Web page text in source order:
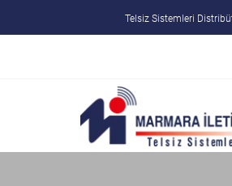
Telsiz Sistemleri